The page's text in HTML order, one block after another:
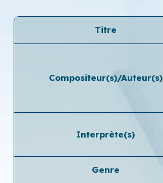
Titre
Compositeur(s)/Auteur(s)
Interprète(s)
Genre